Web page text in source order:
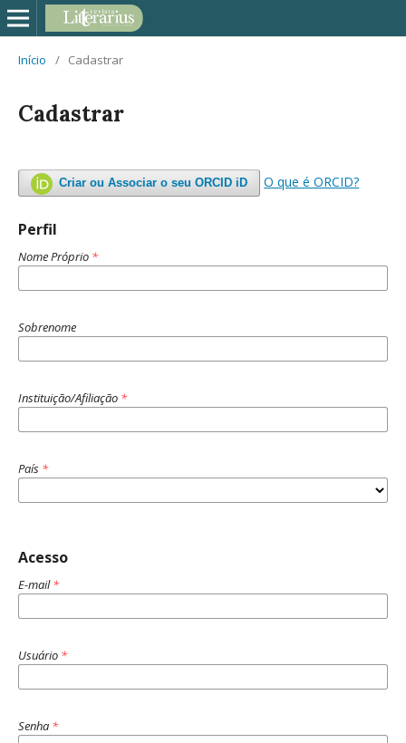
Início / Cadastrar
Cadastrar
Criar ou Associar o seu ORCID iD O que é ORCID?
Perfil
Nome Próprio *
Sobrenome
Instituição/Afiliação *
País *
Acesso
E-mail*
Usuário *
Senha *